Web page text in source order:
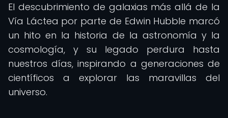
El descubrimiento de galaxias más allá de la
Vía Láctea por parte de Edwin Hubble marcó
un hito en la historia de la astronomía y la
cosmología, y su legado perdura hasta
nuestros días, inspirando a generaciones de
científicos a explorar las maravillas del
universo.